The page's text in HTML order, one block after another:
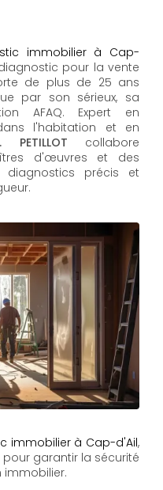
immobilier à Cap-
pour la vente
de plus de 25 ans
par son sérieux, sa
AFAQ. Expert en
l'habitation et en
PETILLOT collabore
d'œuvres et des
précis et
immobilier à Cap-d'Ail,
garantir la sécurité
immobilier.